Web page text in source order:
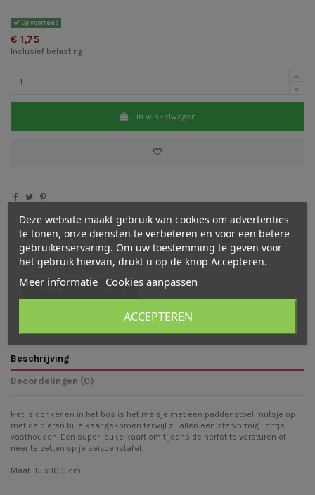
Op voorraad
€ 1,75
Inclusief belasting
In winkelwagen
Waarderingen en beoordelingen
Er zijn nog geen beoordelingen
Schrijf een beoordeling
Beschrijving
Beoordelingen (0)
Het is donker en in het bos is het meisje met een paddenstoel mutsje op
met de dieren bij elkaar gekomen terwijl zij allen een stervormig lichtje
vasthouden. Een super leuke kaart om tijdens de herfst te versturen of
neer te zetten op je seizoenstafel.
Maat: 15 x 10,5 cm
Deze website maakt gebruik van cookies om advertenties
te tonen, onze diensten te verbeteren en voor een betere
gebruikerservaring. Om uw toestemming te geven voor
het gebruik hiervan, drukt u op de knop Accepteren.
Meer informatie Cookies aanpassen
ACCEPTEREN